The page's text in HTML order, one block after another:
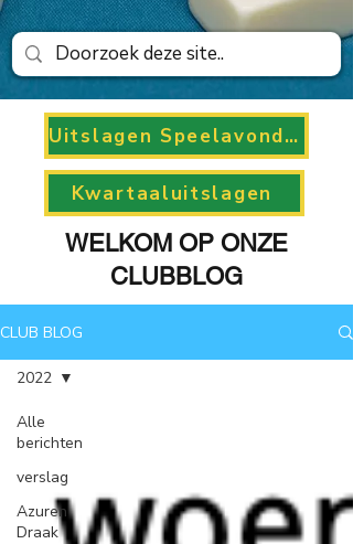
Uitslagen Speelavonden
Kwartaaluitslagen
WELKOM OP ONZE
CLUBBLOG
CLUB BLOG
Alle
berichten
verslag
Azuren
Draak
2022